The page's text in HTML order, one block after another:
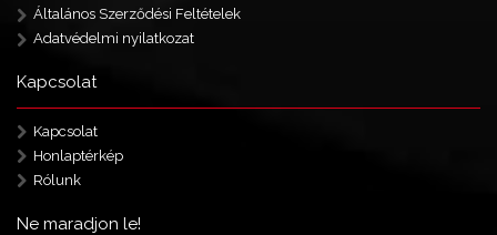
Általános Szerződési Feltételek
Adatvédelmi nyilatkozat
Kapcsolat
Kapcsolat
Honlaptérkép
Rólunk
Ne maradjon le!